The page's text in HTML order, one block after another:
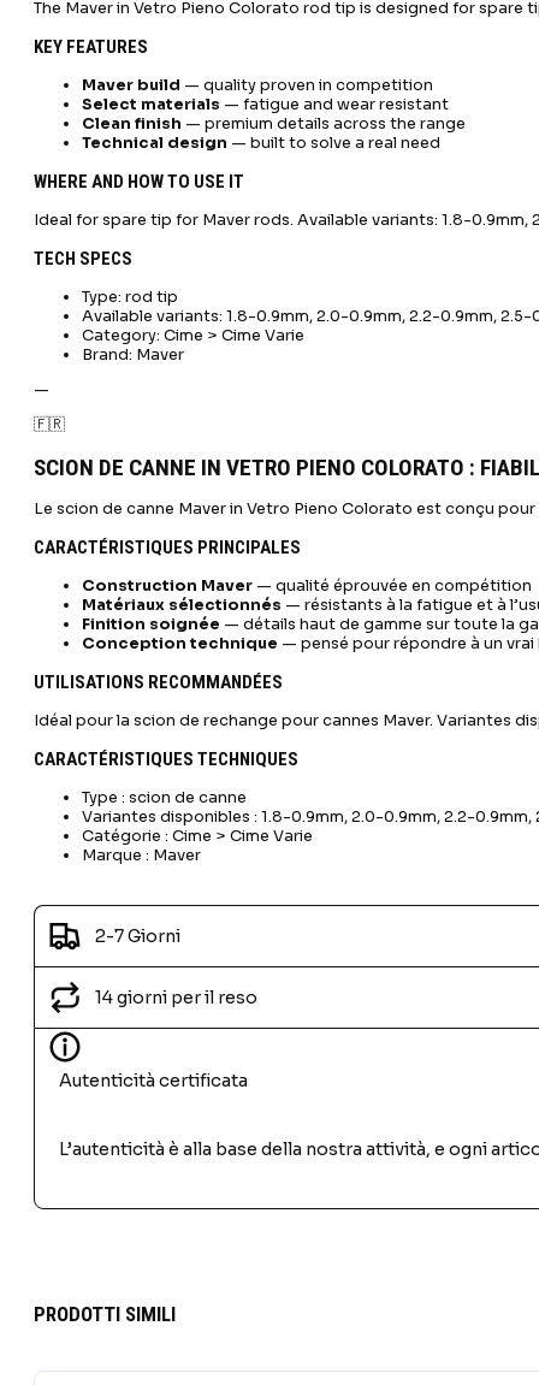
The Maver in Vetro Pieno Colorato rod tip is designed for
KEY FEATURES
Maver build — quality proven in competition
Select materials — fatigue and wear resistant
Clean finish — premium details across the range
Technical design — built to solve a real need
WHERE AND HOW TO USE IT
Ideal for spare tip for Maver rods. Available variants: 1.8-
TECH SPECS
Type: rod tip
Available variants: 1.8-0.9mm, 2.0-0.9mm, 2.2-0.9mm,
Category: Cime > Cime Varie
Brand: Maver
—
🇫🇷
SCION DE CANNE IN VETRO PIENO COLORATO :
Le scion de canne Maver in Vetro Pieno Colorato est conçu
CARACTÉRISTIQUES PRINCIPALES
Construction Maver — qualité éprouvée en compétition
Matériaux sélectionnés — résistants à la fatigue et à
Finition soignée — détails haut de gamme sur toute la
Conception technique — pensé pour répondre à un vrai
UTILISATIONS RECOMMANDÉES
Idéal pour la scion de rechange pour cannes Maver. Variantes
CARACTÉRISTIQUES TECHNIQUES
Type : scion de canne
Variantes disponibles : 1.8-0.9mm, 2.0-0.9mm, 2.2-
Catégorie : Cime > Cime Varie
Marque : Maver
2-7 Giorni
14 giorni per il reso
Autenticità certificata
L’autenticità è alla base della nostra attività, e ogni
PRODOTTI SIMILI